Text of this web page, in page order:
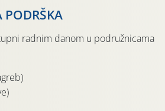
PODRŠKA
radnim danom u podružnicama